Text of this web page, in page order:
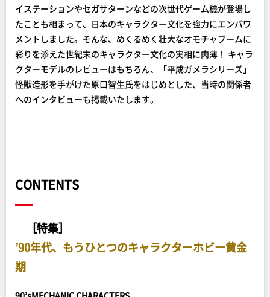
イステーションやセガサターンなどの次世代ゲーム機が登場し
たことも相まって、日本のキャラクター文化を強力にエンパワ
メントしました。そんな、めくるめく壮大なオモチャブームに
彩りを添えた世紀末のキャラクター文化の実相に肉薄！ キャラ
クターモデルのレビューはもちろん、「平成ガメラシリーズ」
怪獣造形を手がけた原口智生氏をはじめとした、当時の関係者
へのインタビューも掲載いたします。
CONTENTS
［特集］
’90年代、もうひとつのキャラクターホビー黄金
期